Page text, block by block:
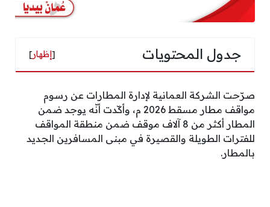
جدول المحتويات [إظهار]
صرّحت الشركة العمانية لإدارة المطارات عن رسوم
مواقف مطار مسقط 2026 م، وأكّدت أنّه يوجد ضمن
المطار أكثر من 8 آلاف موقف ضمن منطقة المواقف
للفترات الطويلة والقصيرة في مبنى المسافرين الجديد
بالمطار.